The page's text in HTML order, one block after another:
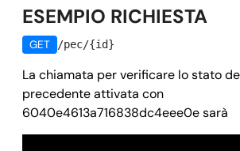
    "spazio_disco":
0,
    "spazio_storico":
    "storico":
false,
    "id":
    "cf_piva_titolare": "",
    "indirizzo_titolare":
    "comune_titolare":
"roma",
    "cap_titolare":
"00042",
    "nazione_titolare":
"IT",
    "provincia_titolare":
"rm",
ESEMPIO RICHIESTA
GET /pec/{id}
La chiamata per verificare lo stato
precedente attivata con
6040e4613a716838dc4eee0e sarà